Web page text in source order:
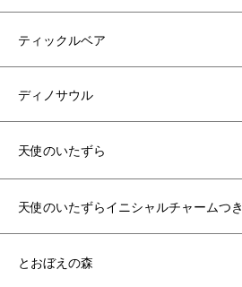
ティックルベア
ディノサウル
天使のいたずら
天使のいたずらイニシャルチャームつき
とおぼえの森